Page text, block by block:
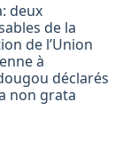
deux
de la
de l’Union
à
déclarés
non grata